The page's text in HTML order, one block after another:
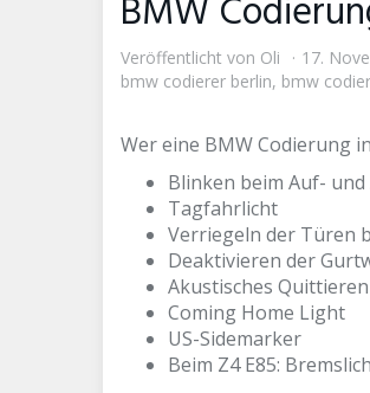
BMW
Veröffentlicht von Oli 17.
bmw codierer berlin, bmw
Wer eine BMW Codierung
Blinken beim Auf-
Tagfahrlicht
Verriegeln der Türen
Deaktivieren der
Akustisches
Coming Home Light
US-Sidemarker
Beim Z4 E85: